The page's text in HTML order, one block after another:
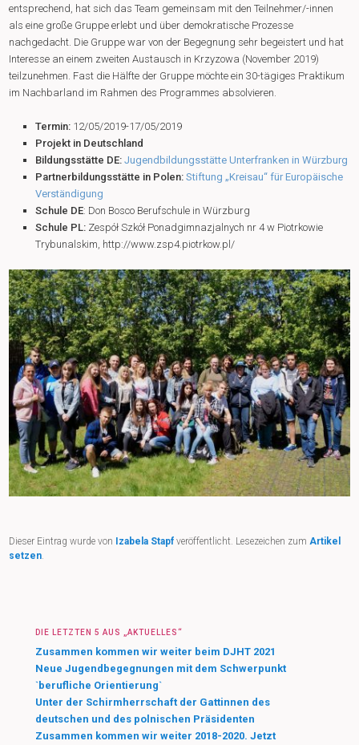
entsprechend, hat sich das Team gemeinsam mit den Teilnehmer/-innen
als eine große Gruppe erlebt und über demokratische Prozesse
nachgedacht. Die Gruppe war von der Begegnung sehr begeistert und hat
Interesse an einem zweiten Austausch in Krzyzowa (November 2019)
teilzunehmen. Fast die Hälfte der Gruppe möchte ein 30-tägiges Praktikum
im Nachbarland im Rahmen des Programmes absolvieren.
Termin: 12/05/2019-17/05/2019
Projekt in Deutschland
Bildungsstätte DE: Jugendbildungsstätte Unterfranken in Würzburg
Partnerbildungsstätte in Polen: Stiftung „Kreisau“ für Europäische
Verständigung
Schule DE: Don Bosco Berufschule in Würzburg
Schule PL:Zespół Szkół Ponadgimnazjalnych nr 4 w Piotrkowie
Trybunalskim, http://www.zsp4.piotrkow.pl/
Dieser Eintrag wurde von Izabela Stapf veröffentlicht. Lesezeichen zumArtikel
setzen.
DIE LETZTEN 5 AUS „AKTUELLES“
Zusammen kommen wir weiter beim DJHT 2021
Neue Jugendbegegnungen mit dem Schwerpunkt
`berufliche Orientierung`
Unter der Schirmherrschaft der Gattinnen des
deutschen und des polnischen Präsidenten
Zusammen kommen wir weiter 2018-2020. Jetzt